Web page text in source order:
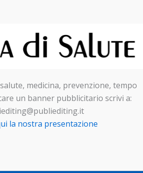
medicina, prevenzione, tempo
un banner pubblicitario scrivi a:
la nostra presentazione